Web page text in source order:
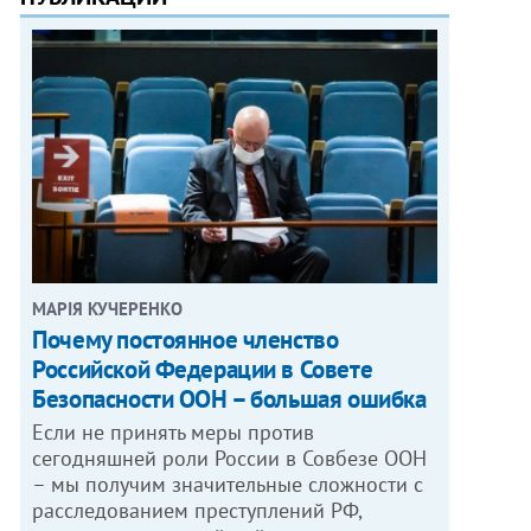
МАРІЯ КУЧЕРЕНКО
​Почему постоянное членство
Российской Федерации в Совете
Безопасности ООН – большая ошибка
Если не принять меры против
сегодняшней роли России в Совбезе ООН
– мы получим значительные сложности с
расследованием преступлений РФ,